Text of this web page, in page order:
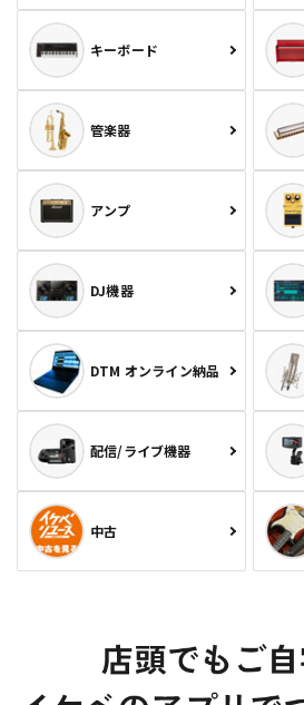
キーボード
管楽器
アンプ
DJ機器
DTM オンライン納品
配信/ライブ機器
中古